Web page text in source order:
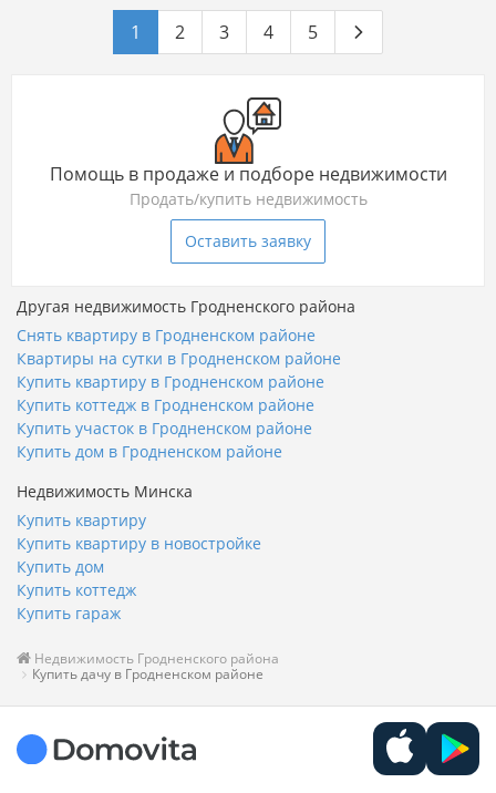
1 2 3 4 5
Помощь в продаже и подборе недвижимости
Продать/купить недвижимость
Оставить заявку
Другая недвижимость Гродненского района
Снять квартиру в Гродненском районе
Квартиры на сутки в Гродненском районе
Купить квартиру в Гродненском районе
Купить коттедж в Гродненском районе
Купить участок в Гродненском районе
Купить дом в Гродненском районе
Недвижимость Минска
Купить квартиру
Купить квартиру в новостройке
Купить дом
Купить коттедж
Купить гараж
Недвижимость Гродненского района
Купить дачу в Гродненском районе